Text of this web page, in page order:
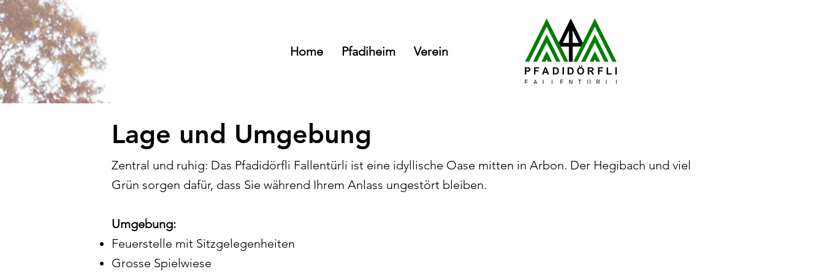
Home Pfadiheim Verein
Lage und Umgebung
Zentral und ruhig: Das Pfadidörfli Fallentürli ist eine idyllische Oase mitten in Arbon. Der Hegibach und viel
Grün sorgen dafür, dass Sie während Ihrem Anlass ungestört bleiben.
Umgebung:
Feuerstelle mit Sitzgelegenheiten
Grosse Spielwiese